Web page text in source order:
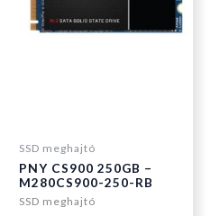
SSD meghajtó
PNY CS900 250GB –
M280CS900-250-RB
SSD meghajtó